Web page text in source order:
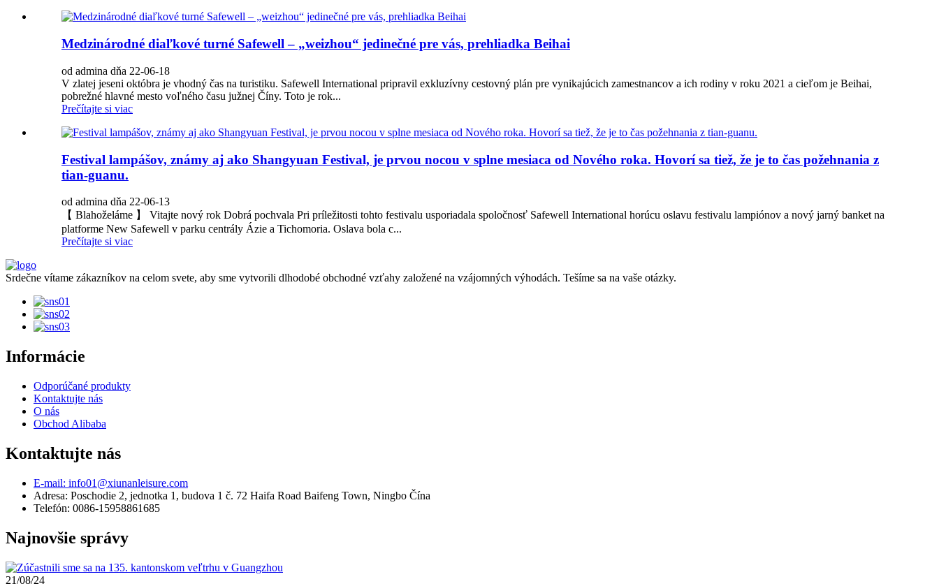
Medzinárodné diaľkové turné Safewell – „weizhou“ jedinečné pre vás, prehliadka Beihai
od admina dňa 22-06-18
V zlatej jeseni októbra je vhodný čas na turistiku. Safewell International pripravil exkluzívny cestovný plán pre vynikajúcich zamestnancov a ich rodiny v roku 2021 a cieľom je Beihai,
pobrežné hlavné mesto voľného času južnej Číny. Toto je rok...
Prečítajte si viac
Festival lampášov, známy aj ako Shangyuan Festival, je prvou nocou v splne mesiaca od Nového roka. Hovorí sa tiež, že je to čas požehnania z
tian-guanu.
od admina dňa 22-06-13
【 Blahoželáme 】 Vitajte nový rok Dobrá pochvala Pri príležitosti tohto festivalu usporiadala spoločnosť Safewell International horúcu oslavu festivalu lampiónov a nový jarný banket na
platforme New Safewell v parku centrály Ázie a Tichomoria. Oslava bola c...
Prečítajte si viac
Srdečne vítame zákazníkov na celom svete, aby sme vytvorili dlhodobé obchodné vzťahy založené na vzájomných výhodách. Tešíme sa na vaše otázky.
Informácie
Odporúčané produkty
Kontaktujte nás
O nás
Obchod Alibaba
Kontaktujte nás
E-mail: info01@xiunanleisure.com
Adresa: Poschodie 2, jednotka 1, budova 1 č. 72 Haifa Road Baifeng Town, Ningbo Čína
Telefón: 0086-15958861685
Najnovšie správy
21/08/24